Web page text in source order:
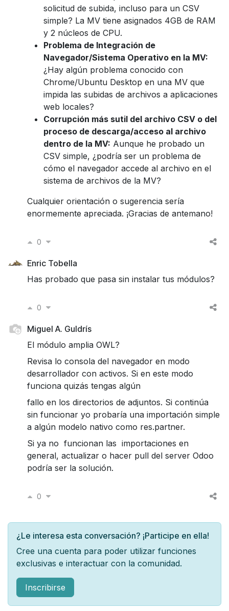
solicitud de subida, incluso para un CSV
simple? La MV tiene asignados 4GB de RAM
y 2 núcleos de CPU.
Problema de Integración de
Navegador/Sistema Operativo en la MV:
¿Hay algún problema conocido con
Chrome/Ubuntu Desktop en una MV que
impida las subidas de archivos a aplicaciones
web locales?
Corrupción más sutil del archivo CSV o del
proceso de descarga/acceso al archivo
dentro de la MV: Aunque he probado un
CSV simple, ¿podría ser un problema de
cómo el navegador accede al archivo en el
sistema de archivos de la MV?
Cualquier orientación o sugerencia sería
enormemente apreciada. ¡Gracias de antemano!
0
Enric Tobella
Has probado que pasa sin instalar tus módulos?
0
Miguel A. Guldrís
El módulo amplia OWL?
Revisa lo consola del navegador en modo
desarrollador con activos. Si en este modo
funciona quizás tengas algún
fallo en los directorios de adjuntos. Si continúa
sin funcionar yo probaría una importación simple
a algún modelo nativo como res.partner.
Si ya no funcionan las importaciones en
general, actualizar o hacer pull del server Odoo
podría ser la solución.
0
¿Le interesa esta conversación? ¡Participe en ella!
Cree una cuenta para poder utilizar funciones
exclusivas e interactuar con la comunidad.
Inscribirse